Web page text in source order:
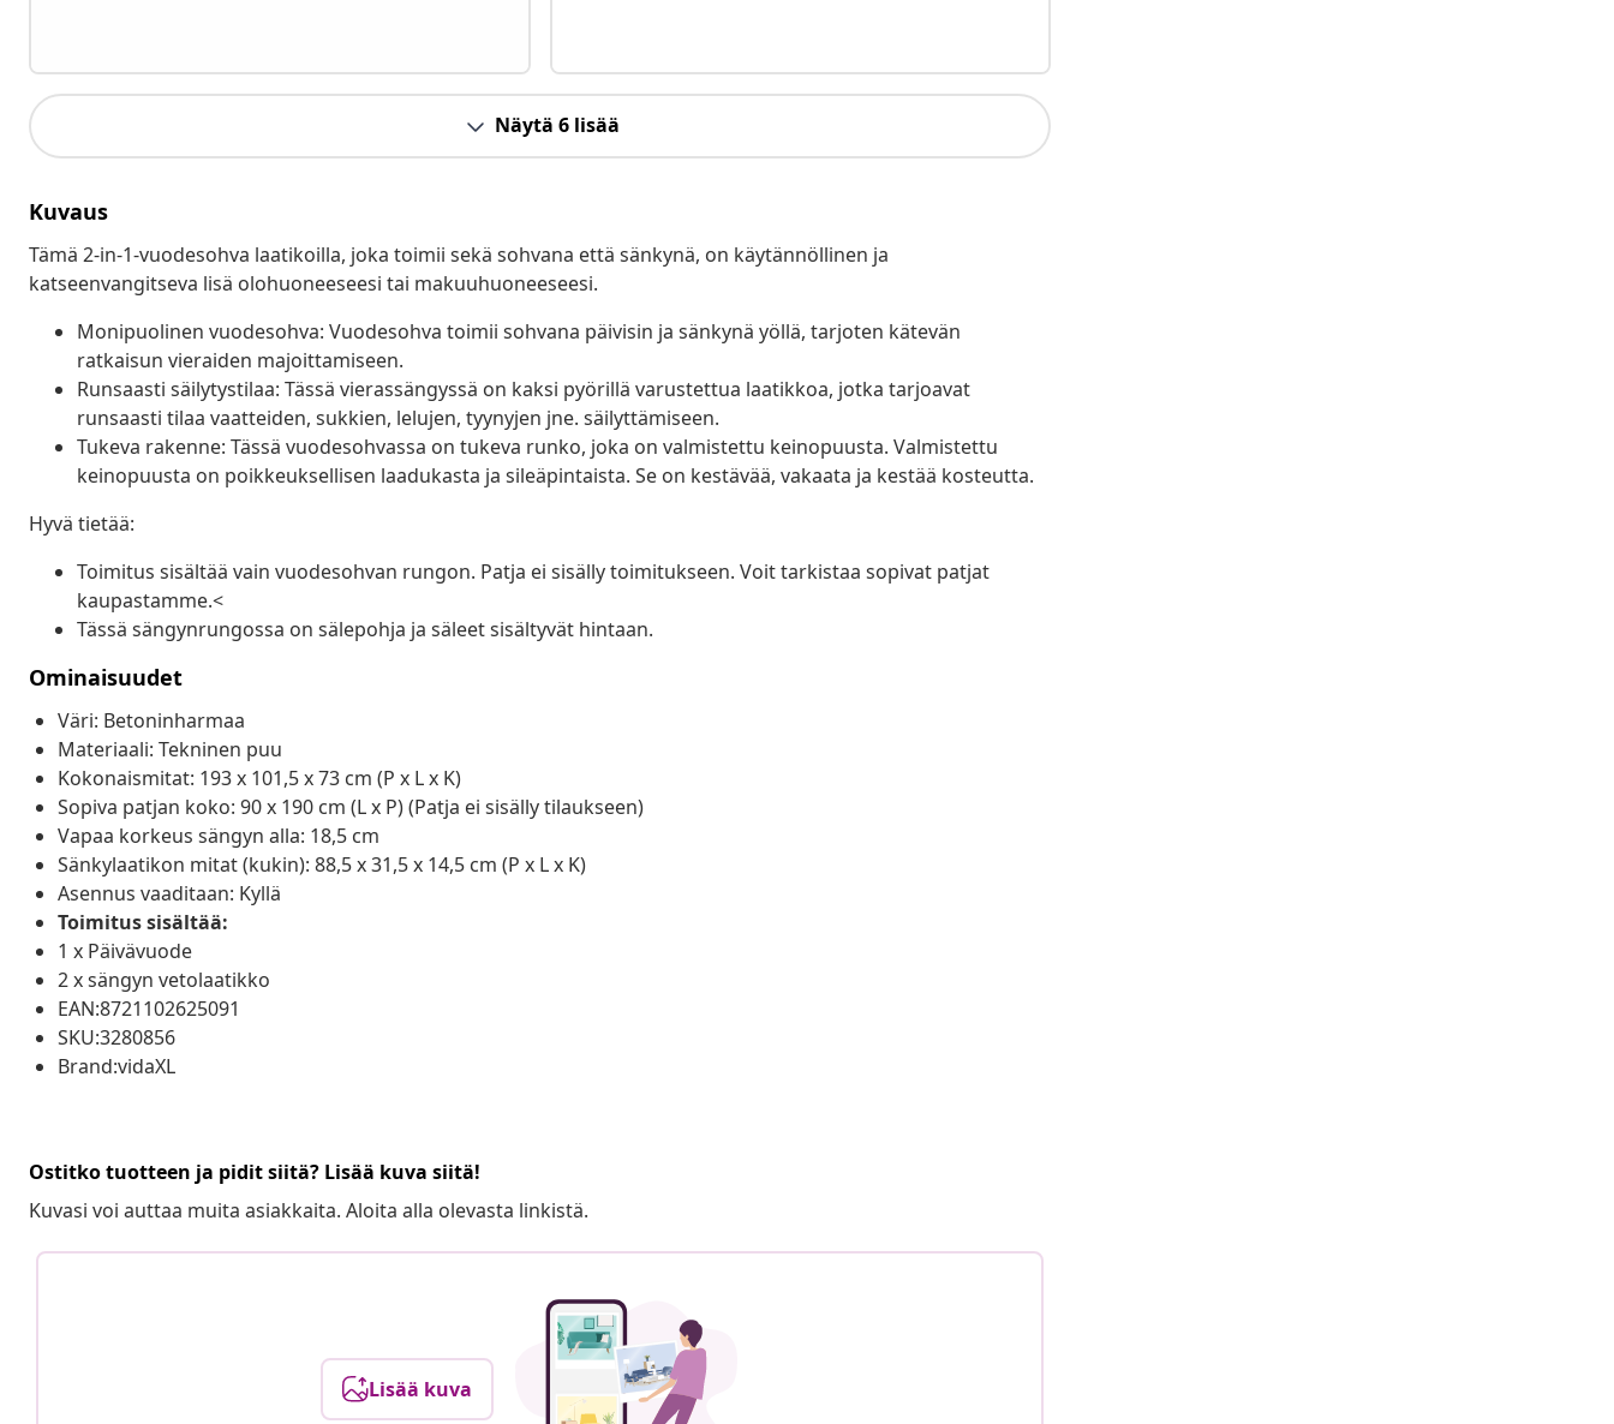
Näytä 6 lisää
Kuvaus
Tämä 2-in-1-vuodesohva laatikoilla, joka toimii sekä sohvana että sänkynä, on käytännöllinen ja
katseenvangitseva lisä olohuoneeseesi tai makuuhuoneeseesi.
Monipuolinen vuodesohva: Vuodesohva toimii sohvana päivisin ja sänkynä yöllä, tarjoten kätevän
ratkaisun vieraiden majoittamiseen.
Runsaasti säilytystilaa: Tässä vierassängyssä on kaksi pyörillä varustettua laatikkoa, jotka tarjoavat
runsaasti tilaa vaatteiden, sukkien, lelujen, tyynyjen jne. säilyttämiseen.
Tukeva rakenne: Tässä vuodesohvassa on tukeva runko, joka on valmistettu keinopuusta. Valmistettu
keinopuusta on poikkeuksellisen laadukasta ja sileäpintaista. Se on kestävää, vakaata ja kestää kosteutta.
Hyvä tietää:
Toimitus sisältää vain vuodesohvan rungon. Patja ei sisälly toimitukseen. Voit tarkistaa sopivat patjat
kaupastamme.<
Tässä sängynrungossa on sälepohja ja säleet sisältyvät hintaan.
Ominaisuudet
Väri: Betoninharmaa
Materiaali: Tekninen puu
Kokonaismitat: 193 x 101,5 x 73 cm (P x L x K)
Sopiva patjan koko: 90 x 190 cm (L x P) (Patja ei sisälly tilaukseen)
Vapaa korkeus sängyn alla: 18,5 cm
Sänkylaatikon mitat (kukin): 88,5 x 31,5 x 14,5 cm (P x L x K)
Asennus vaaditaan: Kyllä
Toimitus sisältää:
1 x Päivävuode
2 x sängyn vetolaatikko
EAN:8721102625091
SKU:3280856
Brand:vidaXL
Ostitko tuotteen ja pidit siitä? Lisää kuva siitä!
Kuvasi voi auttaa muita asiakkaita. Aloita alla olevasta linkistä.
Lisää kuva